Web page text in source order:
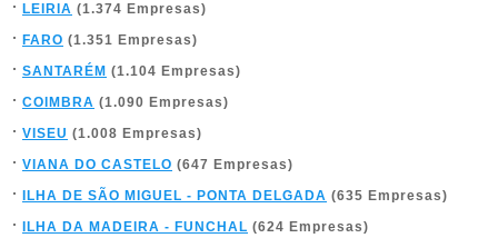
LEIRIA (1.374 Empresas)
FARO (1.351 Empresas)
SANTARÉM (1.104 Empresas)
COIMBRA (1.090 Empresas)
VISEU (1.008 Empresas)
VIANA DO CASTELO (647 Empresas)
ILHA DE SÃO MIGUEL - PONTA DELGADA (635 Empresas)
ILHA DA MADEIRA - FUNCHAL (624 Empresas)